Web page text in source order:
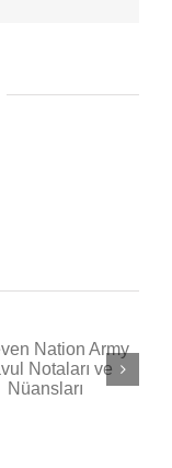
Back in Black Davul
Notaları ve Nüansları